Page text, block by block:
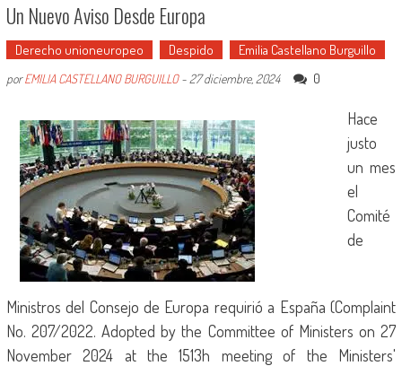
Un Nuevo Aviso Desde Europa
Derecho unioneuropeo Despido Emilia Castellano Burguillo
porEMILIA CASTELLANO BURGUILLO- 27 diciembre, 2024 0
Hace
justo
un mes
el
Comité
de
Ministros del Consejo de Europa requirió a España (Complaint
No. 207/2022. Adopted by the Committee of Ministers on 27
November 2024 at the 1513h meeting of the Ministers'